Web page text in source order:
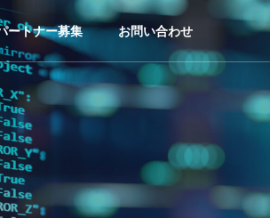
ートナー募集 お問い合わせ